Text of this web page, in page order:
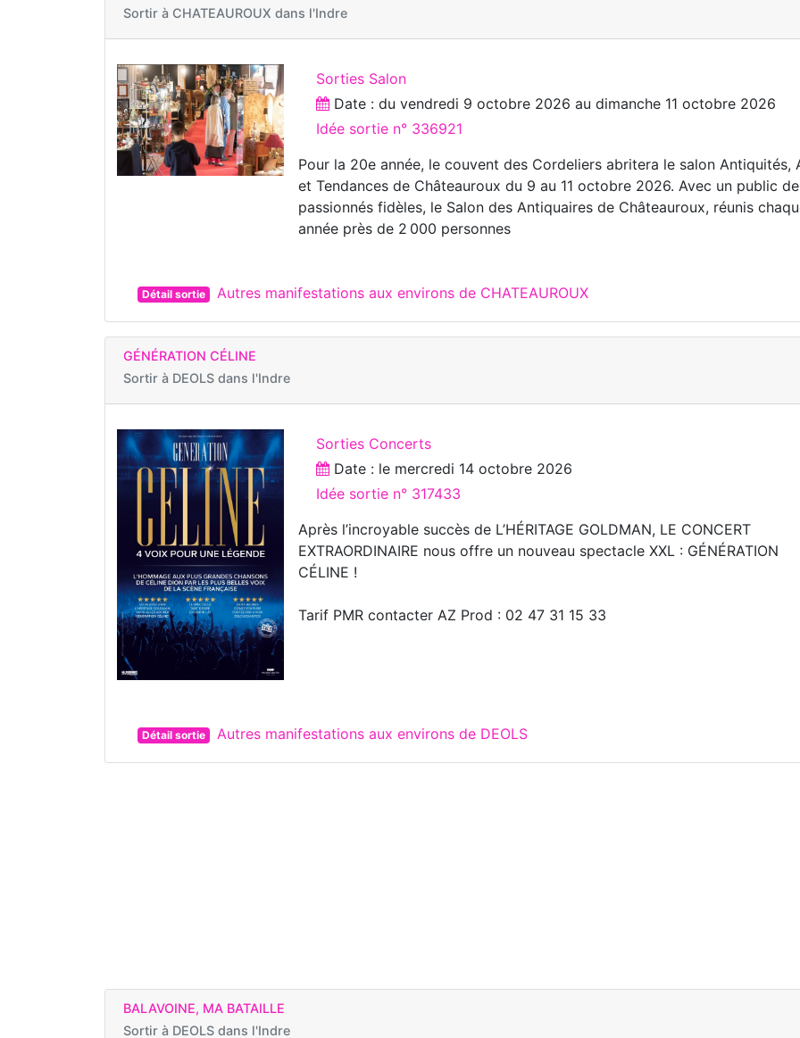
Sortir à CHATEAUROUX dans l'Indre
Sorties Salon
Date : duvendredi 9 octobre 2026 audimanche 11 octobre 2026
Idée sortie n° 336921
Pour la 20e année, le couvent des Cordeliers abritera le salon Antiquités,
et Tendances de Châteauroux du 9 au 11 octobre 2026. Avec un public de
passionnés fidèles, le Salon des Antiquaires de Châteauroux, réunis
année près de 2 000 personnes
Détail sortie Autres manifestations aux environs de CHATEAUROUX
GÉNÉRATION CÉLINE
Sortir à DEOLS dans l'Indre
Sorties Concerts
Date : le mercredi 14 octobre 2026
Idée sortie n° 317433
Après l’incroyable succès de L’HÉRITAGE GOLDMAN, LE CONCERT
EXTRAORDINAIRE nous offre un nouveau spectacle XXL : GÉNÉRATION
CÉLINE !
Tarif PMR contacter AZ Prod : 02 47 31 15 33
Détail sortie Autres manifestations aux environs de DEOLS
BALAVOINE, MA BATAILLE
Sortir à DEOLS dans l'Indre